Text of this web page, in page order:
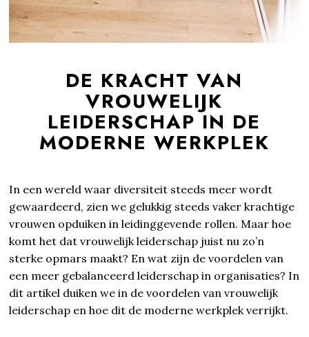
DE KRACHT VAN
VROUWELIJK
LEIDERSCHAP IN DE
MODERNE WERKPLEK
In een wereld waar diversiteit steeds meer wordt
gewaardeerd, zien we gelukkig steeds vaker krachtige
vrouwen opduiken in leidinggevende rollen. Maar hoe
komt het dat vrouwelijk leiderschap juist nu zo’n
sterke opmars maakt? En wat zijn de voordelen van
een meer gebalanceerd leiderschap in organisaties? In
dit artikel duiken we in de voordelen van vrouwelijk
leiderschap en hoe dit de moderne werkplek verrijkt.